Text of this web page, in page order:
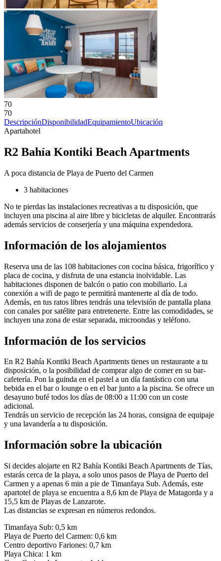
70
70
DescripciónDisponibilidadEquipamientoUbicación
Apartahotel
R2 Bahía Kontiki Beach Apartments
A poca distancia de Playa de Puerto del Carmen
3 habitaciones
No te pierdas las instalaciones recreativas a tu disposición, que
incluyen una piscina al aire libre y bicicletas de alquiler. Encontrarás
además servicios de conserjería y una máquina expendedora.
Información de los alojamientos
Reserva una de las 108 habitaciones con cocina básica, frigorífico y
placa de cocina, y disfruta de una estancia inolvidable. Las
habitaciones disponen de balcón o patio con mobiliario. La
conexión a wifi de pago te permitirá mantenerte al día de todo.
Además, en tus ratos libres tendrás una televisión de pantalla plana
con canales por satélite para entretenerte. Entre las comodidades, se
incluyen una zona de estar separada, microondas y teléfono.
Información de los servicios
En R2 Bahía Kontiki Beach Apartments tienes un restaurante a tu
disposición, o la posibilidad de comprar algo de comer en su bar-
cafetería. Pon la guinda en el pastel a un día fantástico con una
bebida en el bar o lounge o en el bar junto a la piscina. Se ofrece un
desayuno bufé todos los días de 08:00 a 11:00 con un coste
adicional.
Tendrás un servicio de recepción las 24 horas, consigna de equipaje
y una lavandería a tu disposición.
Información sobre la ubicación
Si decides alojarte en R2 Bahía Kontiki Beach Apartments de Tías,
estarás cerca de la playa, a solo unos pasos de Playa de Puerto del
Carmen y a apenas 6 min a pie de Timanfaya Sub. Además, este
apartotel de playa se encuentra a 8,6 km de Playa de Matagorda y a
15,5 km de Playas de Lanzarote.
Las distancias se expresan en números redondos.
Timanfaya Sub: 0,5 km
Playa de Puerto del Carmen: 0,6 km
Centro deportivo Fariones: 0,7 km
Playa Chica: 1 km